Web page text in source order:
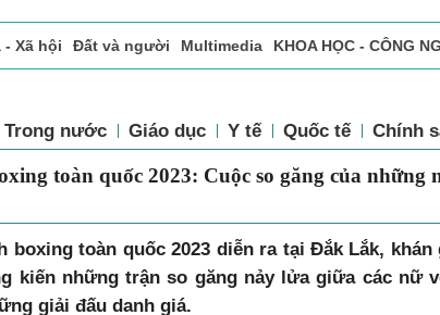
- Xã hội Đất và người Multimedia KHOA HỌC - CÔNG
Trong nước Giáo dục Y tế Quốc tế
toàn quốc 2023: Cuộc so găng
boxing toàn quốc 2023 diễn ra tại Đắk Lắk, khán
kiến những trận so găng nảy lửa giữa các nữ